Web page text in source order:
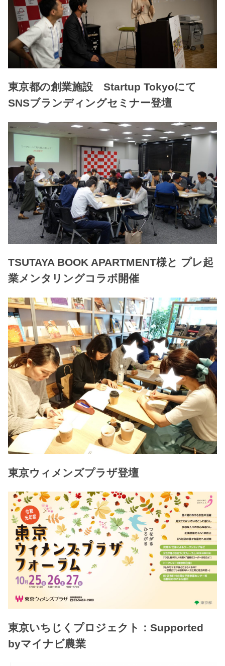
東京都の創業施設 Startup Tokyoにて
SNSブランディングセミナー登壇
TSUTAYA BOOK APARTMENT様と プレ起
業メンタリングコラボ開催
東京ウィメンズプラザ登壇
東京いちじくプロジェクト：Supported
byマイナビ農業